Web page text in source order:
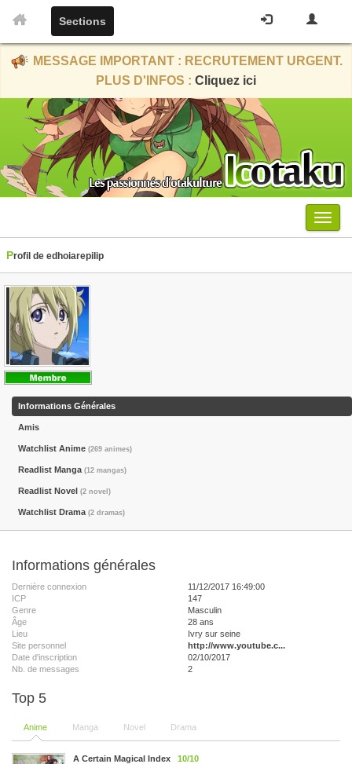
Sections
MESSAGE IMPORTANT : RECRUTEMENT URGENT.
PLUS D'INFOS : Cliquez ici
Menu
Profil de edhoiarepilip
Informations Générales
Amis
Watchlist Anime (269 animes)
Readlist Manga (12 mangas)
Readlist Novel (2 novel)
Watchlist Drama (2 dramas)
Informations générales
Dernière connexion
11/12/2017 16:49:00
ICP
147
Genre
Masculin
Âge
28 ans
Lieu
Ivry sur seine
Site personnel
http://www.youtube.c...
Date d'inscription
02/10/2017
Nb. de messages
2
Top 5
Anime Manga Novel Drama
A Certain Magical Index 10/10